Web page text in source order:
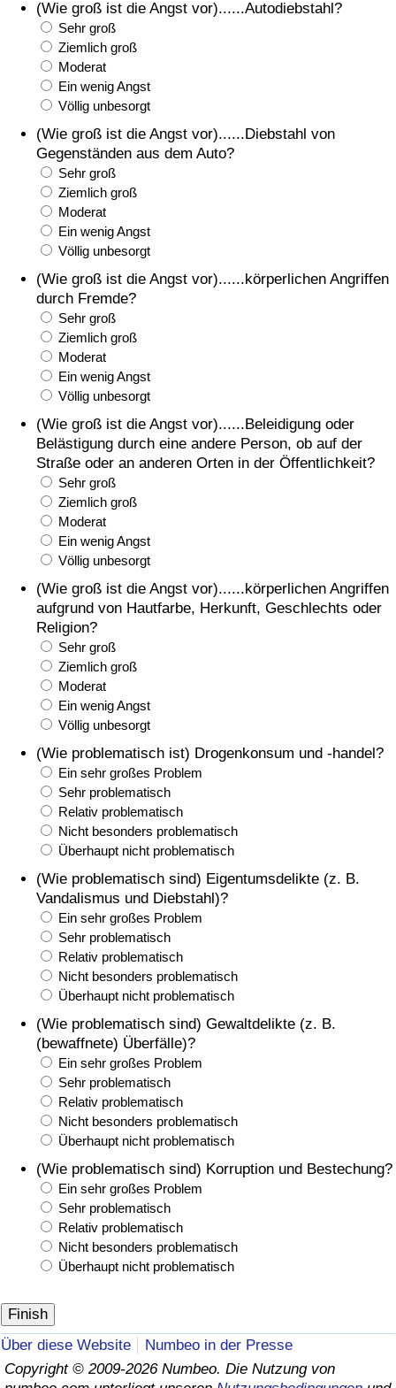
(Wie groß ist die Angst vor)......Autodiebstahl?
Sehr groß
Ziemlich groß
Moderat
Ein wenig Angst
Völlig unbesorgt
(Wie groß ist die Angst vor)......Diebstahl von
Gegenständen aus dem Auto?
Sehr groß
Ziemlich groß
Moderat
Ein wenig Angst
Völlig unbesorgt
(Wie groß ist die Angst vor)......körperlichen Angriffen
durch Fremde?
Sehr groß
Ziemlich groß
Moderat
Ein wenig Angst
Völlig unbesorgt
(Wie groß ist die Angst vor)......Beleidigung oder
Belästigung durch eine andere Person, ob auf der
Straße oder an anderen Orten in der Öffentlichkeit?
Sehr groß
Ziemlich groß
Moderat
Ein wenig Angst
Völlig unbesorgt
(Wie groß ist die Angst vor)......körperlichen Angriffen
aufgrund von Hautfarbe, Herkunft, Geschlechts oder
Religion?
Sehr groß
Ziemlich groß
Moderat
Ein wenig Angst
Völlig unbesorgt
(Wie problematisch ist) Drogenkonsum und -handel?
Ein sehr großes Problem
Sehr problematisch
Relativ problematisch
Nicht besonders problematisch
Überhaupt nicht problematisch
(Wie problematisch sind) Eigentumsdelikte (z. B.
Vandalismus und Diebstahl)?
Ein sehr großes Problem
Sehr problematisch
Relativ problematisch
Nicht besonders problematisch
Überhaupt nicht problematisch
(Wie problematisch sind) Gewaltdelikte (z. B.
(bewaffnete) Überfälle)?
Ein sehr großes Problem
Sehr problematisch
Relativ problematisch
Nicht besonders problematisch
Überhaupt nicht problematisch
(Wie problematisch sind) Korruption und Bestechung?
Ein sehr großes Problem
Sehr problematisch
Relativ problematisch
Nicht besonders problematisch
Überhaupt nicht problematisch
Über diese Website
Numbeo in der Presse
Copyright © 2009-2026 Numbeo. Die Nutzung von